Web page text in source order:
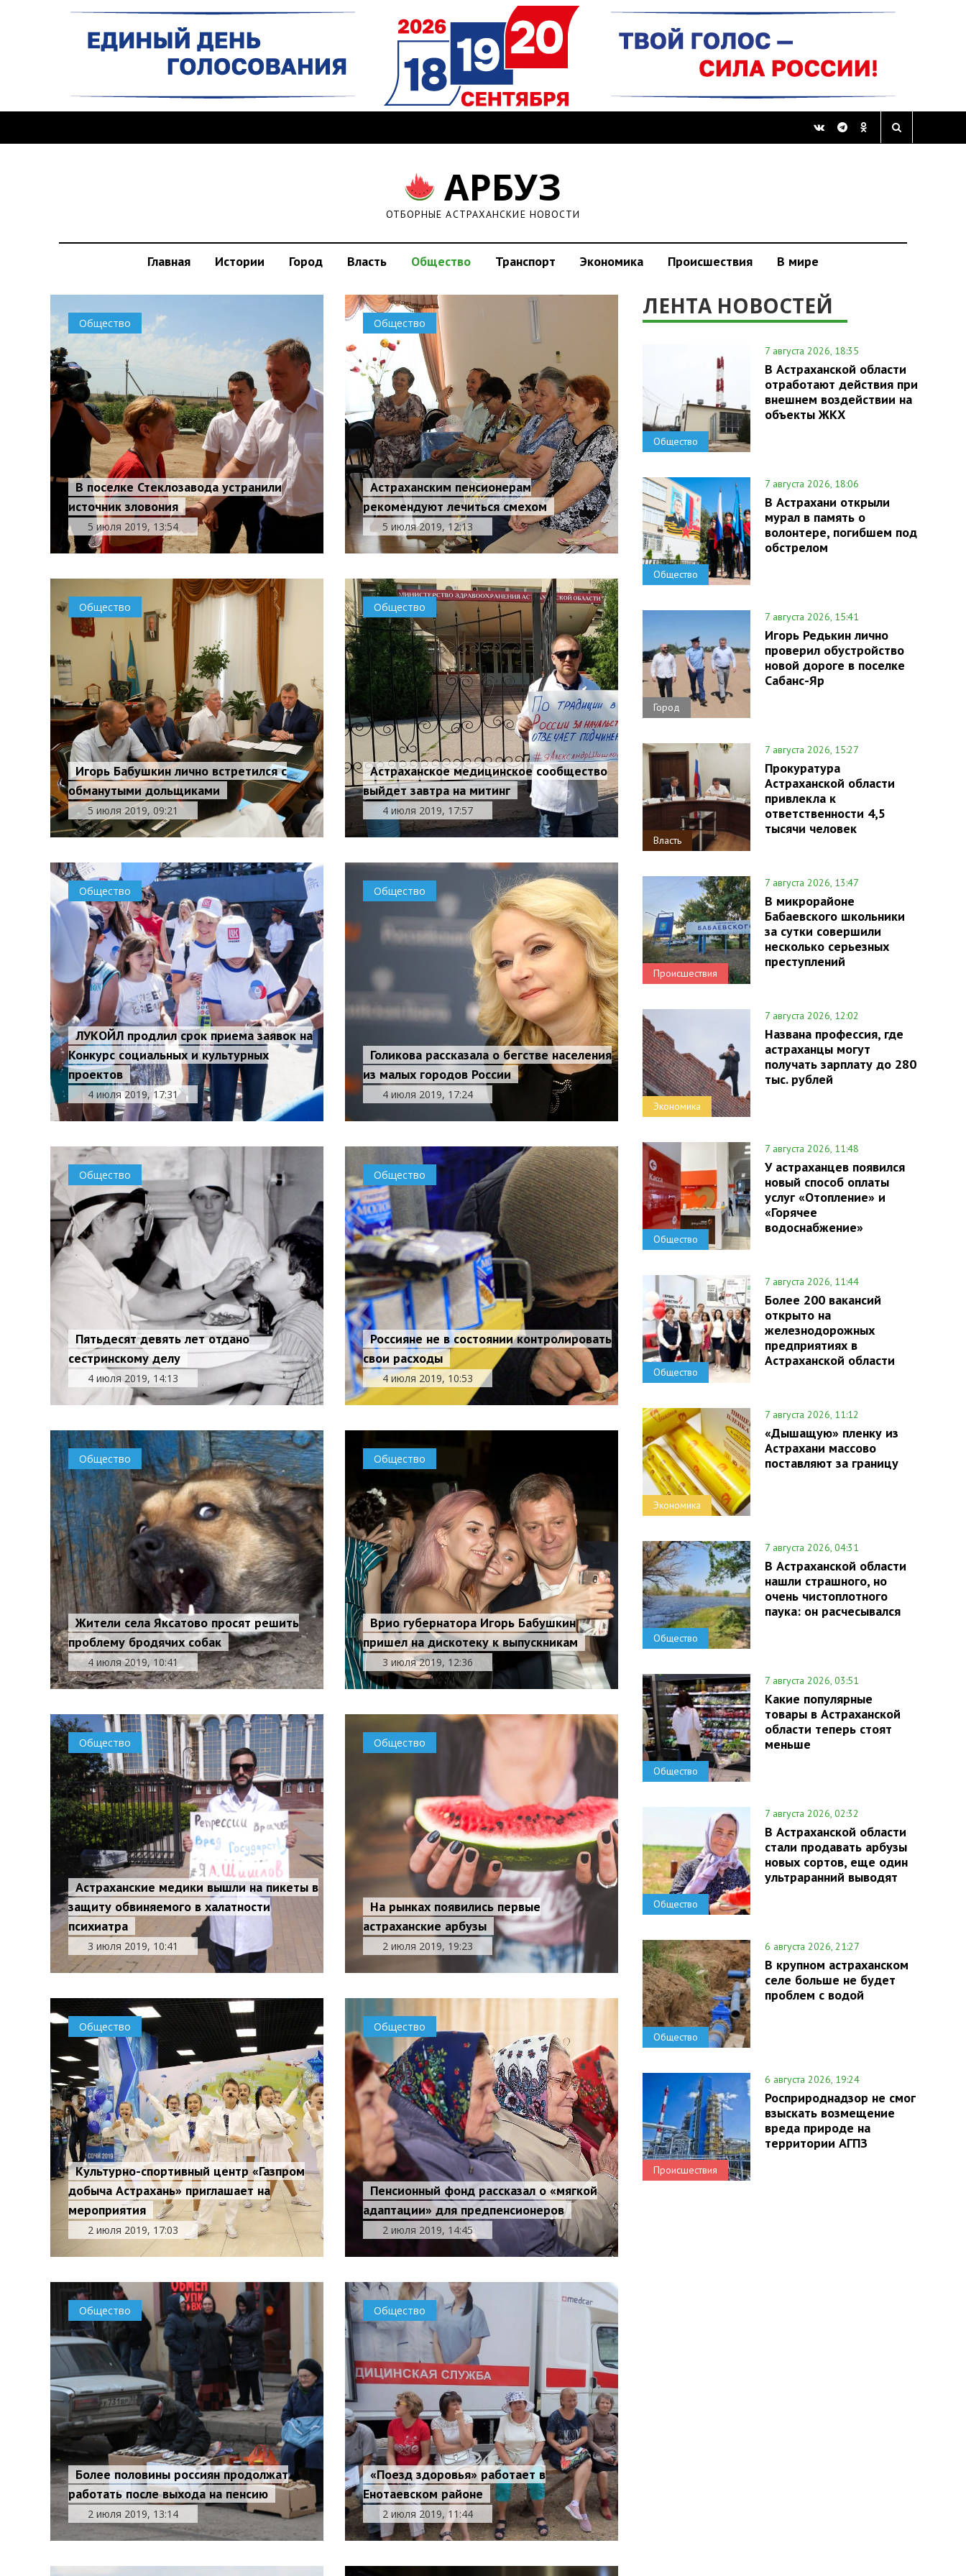
АРБУЗ
ОТБОРНЫЕ АСТРАХАНСКИЕ НОВОСТИ
Главная Истории Город Власть Общество Транспорт Экономика Происшествия В мире
Общество
В поселке Стеклозавода устранили
источник зловония
5 июля 2019, 13:54
Общество
Астраханским пенсионерам
рекомендуют лечиться смехом
5 июля 2019, 12:13
Общество
Игорь Бабушкин лично встретился с
обманутыми дольщиками
5 июля 2019, 09:21
Общество
Астраханское медицинское сообщество
выйдет завтра на митинг
4 июля 2019, 17:57
Общество
ЛУКОЙЛ продлил срок приема заявок на
Конкурс социальных и культурных
проектов
4 июля 2019, 17:31
Общество
Голикова рассказала о бегстве населения
из малых городов России
4 июля 2019, 17:24
Общество
Пятьдесят девять лет отдано
сестринскому делу
4 июля 2019, 14:13
Общество
Россияне не в состоянии контролировать
свои расходы
4 июля 2019, 10:53
Общество
Жители села Яксатово просят решить
проблему бродячих собак
4 июля 2019, 10:41
Общество
Врио губернатора Игорь Бабушкин
пришел на дискотеку к выпускникам
3 июля 2019, 12:36
Общество
Астраханские медики вышли на пикеты в
защиту обвиняемого в халатности
психиатра
3 июля 2019, 10:41
Общество
На рынках появились первые
астраханские арбузы
2 июля 2019, 19:23
Общество
Культурно-спортивный центр «Газпром
добыча Астрахань» приглашает на
мероприятия
2 июля 2019, 17:03
Общество
Пенсионный фонд рассказал о «мягкой
адаптации» для предпенсионеров
2 июля 2019, 14:45
Общество
Более половины россиян продолжат
работать после выхода на пенсию
2 июля 2019, 13:14
Общество
«Поезд здоровья» работает в
Енотаевском районе
2 июля 2019, 11:44
ЛЕНТА НОВОСТЕЙ
Общество
7 августа 2026, 18:35
В Астраханской области
отработают действия при
внешнем воздействии на
объекты ЖКХ
Общество
7 августа 2026, 18:06
В Астрахани открыли
мурал в память о
волонтере, погибшем под
обстрелом
Город
7 августа 2026, 15:41
Игорь Редькин лично
проверил обустройство
новой дороге в поселке
Сабанс-Яр
Власть
7 августа 2026, 15:27
Прокуратура
Астраханской области
привлекла к
ответственности 4,5
тысячи человек
Происшествия
7 августа 2026, 13:47
В микрорайоне
Бабаевского школьники
за сутки совершили
несколько серьезных
преступлений
Экономика
7 августа 2026, 12:02
Названа профессия, где
астраханцы могут
получать зарплату до 280
тыс. рублей
Общество
7 августа 2026, 11:48
У астраханцев появился
новый способ оплаты
услуг «Отопление» и
«Горячее
водоснабжение»
Общество
7 августа 2026, 11:44
Более 200 вакансий
открыто на
железнодорожных
предприятиях в
Астраханской области
Экономика
7 августа 2026, 11:12
«Дышащую» пленку из
Астрахани массово
поставляют за границу
Общество
7 августа 2026, 04:31
В Астраханской области
нашли страшного, но
очень чистоплотного
паука: он расчесывался
Общество
7 августа 2026, 03:51
Какие популярные
товары в Астраханской
области теперь стоят
меньше
Общество
7 августа 2026, 02:32
В Астраханской области
стали продавать арбузы
новых сортов, еще один
ультраранний выводят
Общество
6 августа 2026, 21:27
В крупном астраханском
селе больше не будет
проблем с водой
Происшествия
6 августа 2026, 19:24
Росприроднадзор не смог
взыскать возмещение
вреда природе на
территории АГПЗ